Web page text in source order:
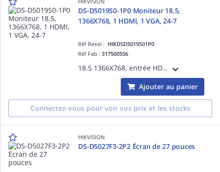
DS-D5019S0-1P0 Moniteur 18.5,
1366X768, 1 HDMI, 1 VGA, 24-7
Réf Rexel : HIKDSD5019S01P0
Réf Fab :317500556
18.5 1366X768, entrée HDMI-VGA, angle de vue:90°-65°, 200 cd-m², boîtier en plastique, ERP level A,VESA, support de base inclus, 7X24h
Ajouter au panier
Connectez-vous pour voir vos prix et les stocks
HIKVISION
DS-D5027F3-2P2 Écran de 27 pouces